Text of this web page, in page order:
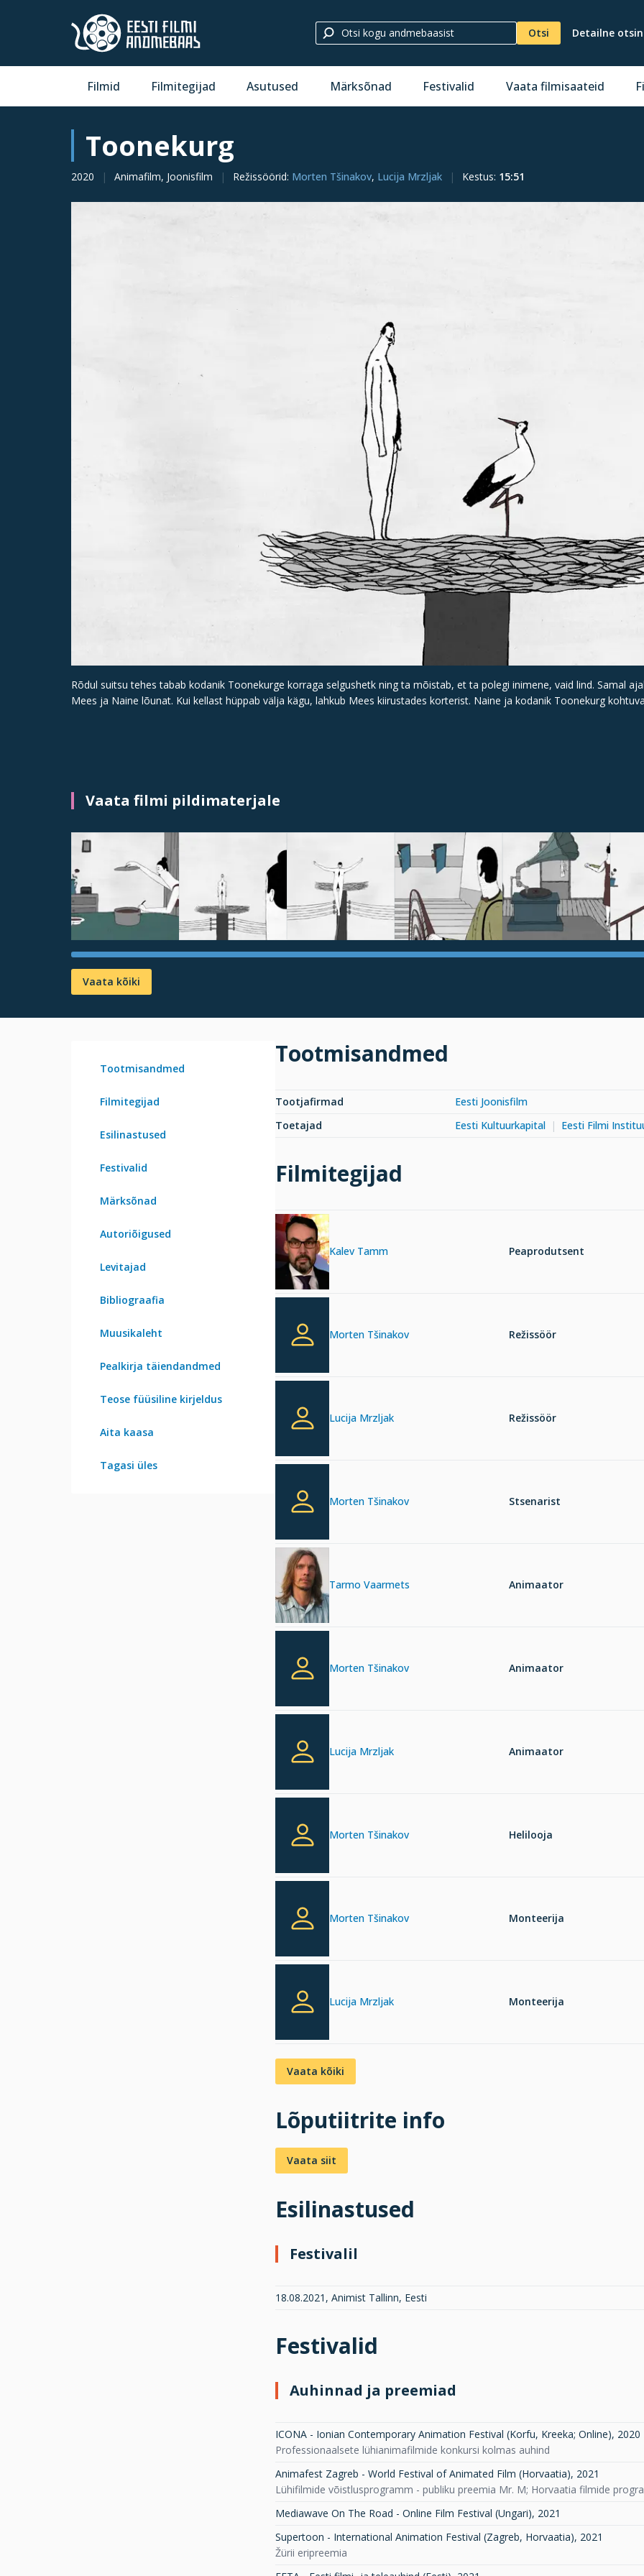
Otsi Detailne
Filmid Filmitegijad Asutused Märksõnad Festivalid Vaata filmisaateid
Toonekurg
2020 Animafilm, Joonisfilm Režissöörid: Morten Tšinakov, Lucija Mrzljak Kestus: 15:51
Rõdul suitsu tehes tabab kodanik Toonekurge korraga selgushetk ning ta mõistab, et ta polegi inimene, vaid lind. Samal
Mees ja Naine lõunat. Kui kellast hüppab välja kägu, lahkub Mees kiirustades korterist. Naine ja kodanik Toonekurg
Vaata filmi pildimaterjale
Vaata kõiki
Tootmisandmed
Filmitegijad
Esilinastused
Festivalid
Märksõnad
Autoriõigused
Levitajad
Bibliograafia
Muusikaleht
Pealkirja täiendandmed
Teose füüsiline kirjeldus
Aita kaasa
Tagasi üles
Tootmisandmed
Tootjafirmad
Eesti Joonisfilm
Toetajad
Eesti Kultuurkapital Eesti Filmi
Filmitegijad
Kalev Tamm Peaprodutsent
Morten Tšinakov Režissöör
Lucija Mrzljak Režissöör
Morten Tšinakov Stsenarist
Tarmo Vaarmets Animaator
Morten Tšinakov Animaator
Lucija Mrzljak Animaator
Morten Tšinakov Helilooja
Morten Tšinakov Monteerija
Lucija Mrzljak Monteerija
Vaata kõiki
Lõputiitrite info
Vaata siit
Esilinastused
Festivalil
18.08.2021, Animist Tallinn, Eesti
Festivalid
Auhinnad ja preemiad
ICONA - Ionian Contemporary Animation Festival (Korfu, Kreeka; Online), 2020
Professionaalsete lühianimafilmide konkursi kolmas auhind
Animafest Zagreb - World Festival of Animated Film (Horvaatia), 2021
Lühifilmide võistlusprogramm - publiku preemia Mr. M; Horvaatia filmide
Mediawave On The Road - Online Film Festival (Ungari), 2021
Supertoon - International Animation Festival (Zagreb, Horvaatia), 2021
Žürii eripreemia